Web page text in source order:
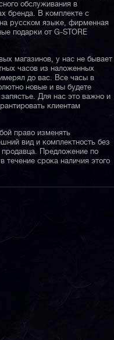
обслуживания в
бренда. В комплекте с
русском языке, фирменная
подарки от G-STORE
магазинов, у нас не бывает
часов из наложенных
до вас. Все часы в
новые и вы будете
Для нас это важно и
клиентам
право изменять
вид и комплектность без
продавца. Предложение по
течение срока наличия этого